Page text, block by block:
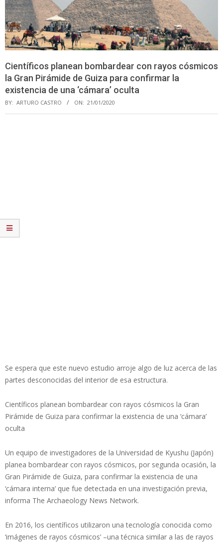
Científicos planean bombardear con rayos cósmicos
la Gran Pirámide de Guiza para confirmar la
existencia de una ‘cámara’ oculta
BY: ARTURO CASTRO ON: 21/01/2020
Se espera que este nuevo estudio arroje algo de luz acerca de las
partes desconocidas del interior de esa estructura.
Científicos planean bombardear con rayos cósmicos la Gran
Pirámide de Guiza para confirmar la existencia de una ‘cámara’
oculta
Un equipo de investigadores de la Universidad de Kyushu (Japón)
planea bombardear con rayos cósmicos, por segunda ocasión, la
Gran Pirámide de Guiza, para confirmar la existencia de una
‘cámara interna’ que fue detectada en una investigación previa,
informa The Archaeology News Network.
En 2016, los científicos utilizaron una tecnología conocida como
‘imágenes de rayos cósmicos’ –una técnica similar a las de rayos